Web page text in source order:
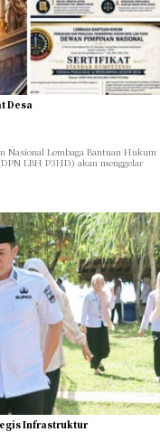
Desa
Nasional Lembaga Bantuan Hukum
LBH P3HD) akan menggelar
Infrastruktur